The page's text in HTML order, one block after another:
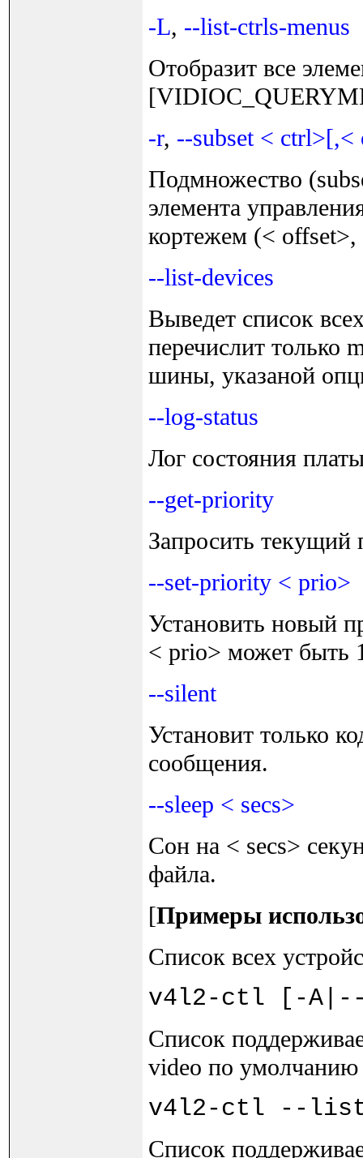
-L, --list-ctrls-menus
Отобразит все
-r, --subset <
Подмножество
элемента
кортежем (<
--list-devices
Выведет список
перечислит только
шины, указаной
--log-status
Лог состояния
--get-priority
Запросить
--set-priority < prio>
Установить новый
< prio> может быть
--silent
Установит только
сообщения.
--sleep < secs>
Сон на < secs>
файла.
[Примеры
Список всех
v4l2-ctl [-
Список
video по
v4l2-ctl --
Список